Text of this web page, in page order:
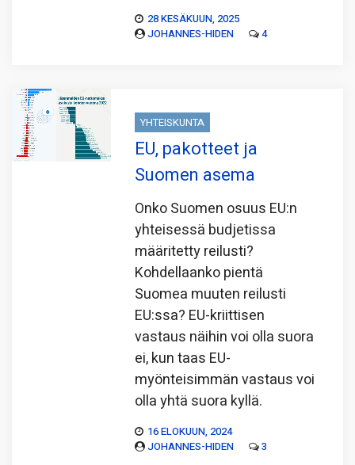
28 KESÄKUUN, 2025
JOHANNES-HIDEN
4
YHTEISKUNTA
EU, pakotteet ja
Suomen asema
Onko Suomen osuus EU:n
yhteisessä budjetissa
määritetty reilusti?
Kohdellaanko pientä
Suomea muuten reilusti
EU:ssa? EU-kriittisen
vastaus näihin voi olla suora
ei, kun taas EU-
myönteisimmän vastaus voi
olla yhtä suora kyllä.
16 ELOKUUN, 2024
JOHANNES-HIDEN
3